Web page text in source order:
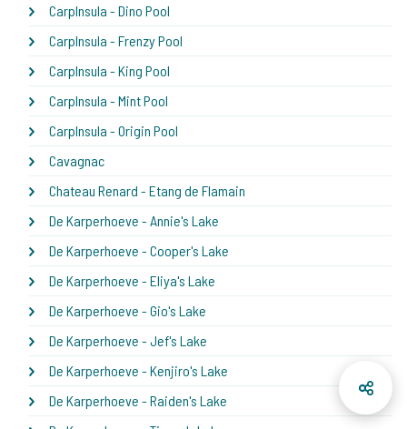
CarpInsula - Dino Pool
CarpInsula - Frenzy Pool
CarpInsula - King Pool
CarpInsula - Mint Pool
CarpInsula - Origin Pool
Cavagnac
Chateau Renard - Etang de Flamain
De Karperhoeve - Annie's Lake
De Karperhoeve - Cooper's Lake
De Karperhoeve - Eliya's Lake
De Karperhoeve - Gio's Lake
De Karperhoeve - Jef's Lake
De Karperhoeve - Kenjiro's Lake
De Karperhoeve - Raiden's Lake